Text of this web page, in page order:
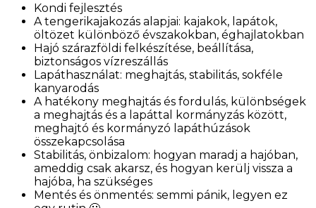
Kondi fejlesztés
A tengerikajakozás alapjai: kajakok, lapátok,
öltözet különböző évszakokban, éghajlatokban
Hajó szárazföldi felkészítése, beállítása,
biztonságos vízreszállás
Lapáthasználat: meghajtás, stabilitás, sokféle
kanyarodás
A hatékony meghajtás és fordulás, különbségek
a meghajtás és a lapáttal kormányzás között,
meghajtó és kormányzó lapáthúzások
összekapcsolása
Stabilitás, önbizalom: hogyan maradj a hajóban,
ameddig csak akarsz, és hogyan kerülj vissza a
hajóba, ha szükséges
Mentés és önmentés: semmi pánik, legyen ez